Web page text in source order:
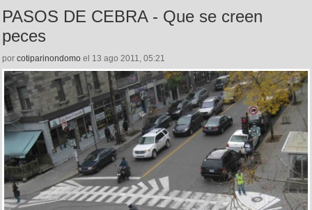
PASOS DE CEBRA - Que se creen
peces
por cotiparinondomo el 13 ago 2011, 05:21